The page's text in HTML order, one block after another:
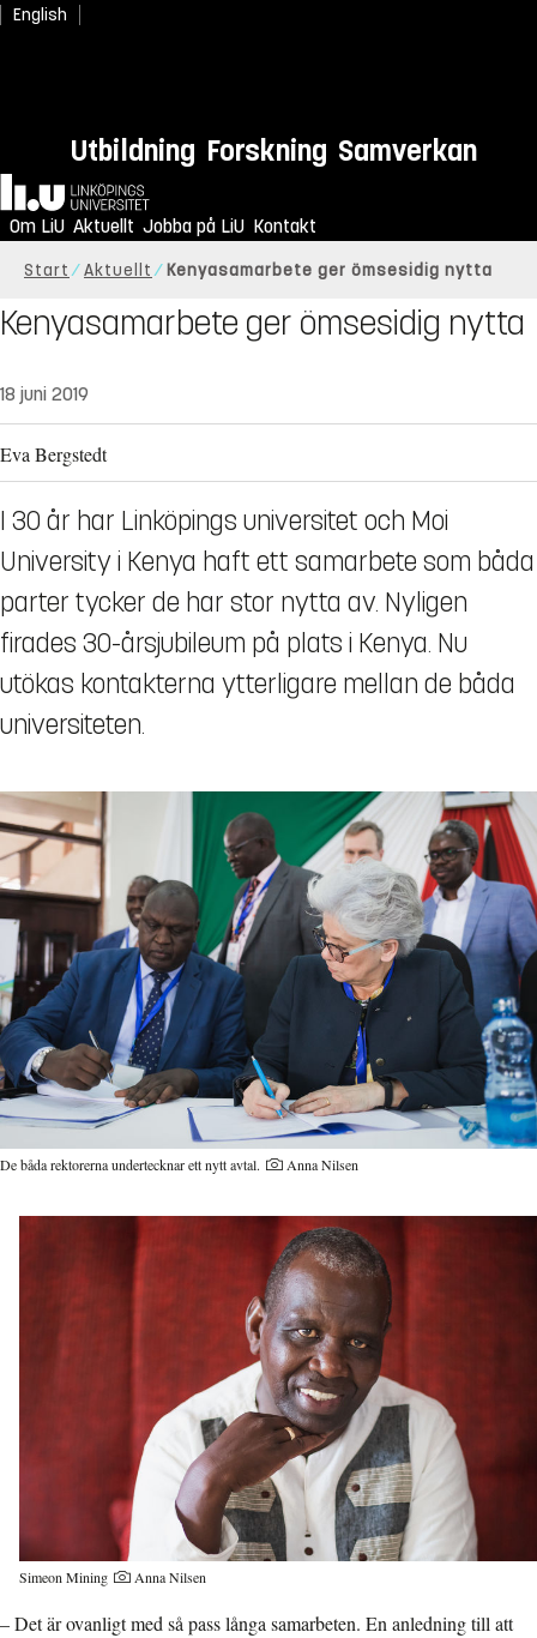
English
Utbildning Forskning Samverkan
Hem
Om LiU Aktuellt Jobba på LiU Kontakt
Start Aktuellt Kenyasamarbete ger ömsesidig nytta
Kenyasamarbete ger ömsesidig nytta
18 juni 2019
Eva Bergstedt
I 30 år har Linköpings universitet och Moi
University i Kenya haft ett samarbete som båda
parter tycker de har stor nytta av. Nyligen
firades 30-årsjubileum på plats i Kenya. Nu
utökas kontakterna ytterligare mellan de båda
universiteten.
De båda rektorerna undertecknar ett nytt avtal. Anna Nilsen
Simeon Mining Anna Nilsen
– Det är ovanligt med så pass långa samarbeten. En anledning till att